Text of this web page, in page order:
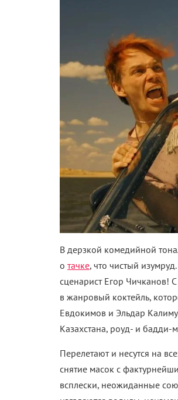
В дерзкой комедийной
о тачке, что чистый
сценарист Егор Чичканов!
в жанровый коктейль,
Евдокимов и Эльдар
Казахстана, роуд- и
Перелетают и несутся на
снятие масок с
всплески, неожиданные